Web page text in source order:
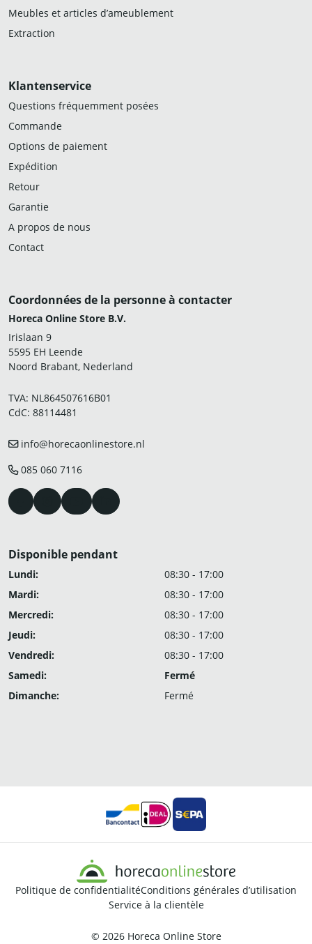
Meubles et articles d’ameublement
Extraction
Klantenservice
Questions fréquemment posées
Commande
Options de paiement
Expédition
Retour
Garantie
A propos de nous
Contact
Coordonnées de la personne à contacter
Horeca Online Store B.V.
Irislaan 9
5595 EH Leende
Noord Brabant, Nederland
TVA: NL864507616B01
CdC: 88114481
info@horecaonlinestore.nl
085 060 7116
Disponible pendant
Lundi:
08:30 - 17:00
Mardi:
08:30 - 17:00
Mercredi:
08:30 - 17:00
Jeudi:
08:30 - 17:00
Vendredi:
08:30 - 17:00
Samedi:
Fermé
Dimanche:
Fermé
Politique de confidentialitéConditions générales d’utilisation
Service à la clientèle
© 2026 Horeca Online Store